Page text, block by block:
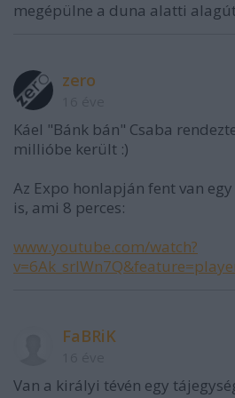
megépülne a duna alatti
zero
Káel "Bánk bán" Csaba
millióbe került :)
Az Expo honlapján fent van
is, ami 8 perces:
www.youtube.com/watch?
FaBRiK
Van a királyi tévén egy